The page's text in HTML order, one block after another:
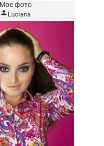
Мое фото
 Luciana